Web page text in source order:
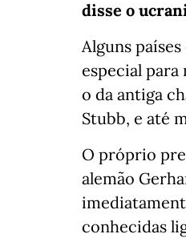
disse o
Alguns
especial para
o da antiga
Stubb, e até
O próprio
alemão
conhecidas